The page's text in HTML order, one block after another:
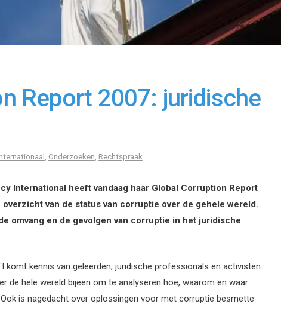
Report 2007: juridische
Onderzoeken Rechtspraak
International heeft vandaag haar Global Corruption Report
van de status van corruptie over de gehele wereld.
omvang en de gevolgen van corruptie in het juridische
komt kennis van geleerden, juridische professionals en activisten
de hele wereld bijeen om te analyseren hoe, waarom en waar
is nagedacht over oplossingen voor met corruptie besmette